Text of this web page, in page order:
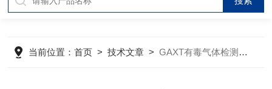
当前位置：首页 >技术文章 >GAXT有毒气体检测仪主要运用场合介绍